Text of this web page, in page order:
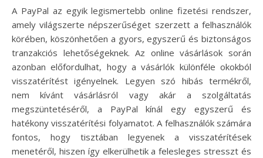
A PayPal az egyik legismertebb online fizetési rendszer,
amely világszerte népszerűséget szerzett a felhasználók
körében, köszönhetően a gyors, egyszerű és biztonságos
tranzakciós lehetőségeknek. Az online vásárlások során
azonban előfordulhat, hogy a vásárlók különféle okokból
visszatérítést igényelnek. Legyen szó hibás termékről,
nem kívánt vásárlásról vagy akár a szolgáltatás
megszüntetéséről, a PayPal kínál egy egyszerű és
hatékony visszatérítési folyamatot. A felhasználók számára
fontos, hogy tisztában legyenek a visszatérítések
menetéről, hiszen így elkerülhetik a felesleges stresszt és